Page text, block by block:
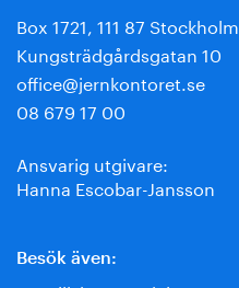
Box 1721, 111 87 Stockholm
Kungsträdgårdsgatan 10
office@jernkontoret.se
08 679 17 00
Ansvarig utgivare:
Hanna Escobar-Jansson
Besök även: